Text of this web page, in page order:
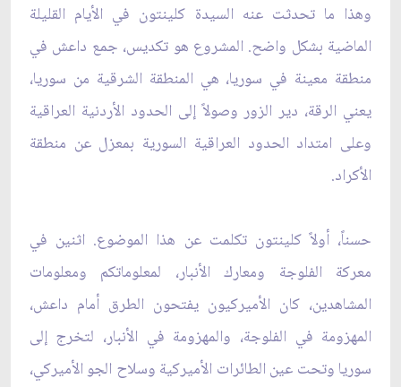
وهذا ما تحدثت عنه السيدة كلينتون في الأيام القليلة
الماضية بشكل واضح. المشروع هو تكديس، جمع داعش في
منطقة معينة في سوريا، هي المنطقة الشرقية من سوريا،
يعني الرقة، دير الزور وصولاً إلى الحدود الأردنية العراقية
وعلى امتداد الحدود العراقية السورية بمعزل عن منطقة
الأكراد.
حسناً، أولاً كلينتون تكلمت عن هذا الموضوع. اثنين في
معركة الفلوجة ومعارك الأنبار، لمعلوماتكم ومعلومات
المشاهدين، كان الأميركيون يفتحون الطرق أمام داعش،
المهزومة في الفلوجة، والمهزومة في الأنبار، لتخرج إلى
سوريا وتحت عين الطائرات الأميركية وسلاح الجو الأميركي،